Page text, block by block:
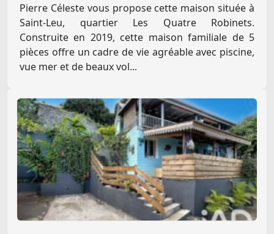
Pierre Céleste vous propose cette maison située à
Saint-Leu, quartier Les Quatre Robinets.
Construite en 2019, cette maison familiale de 5
pièces offre un cadre de vie agréable avec piscine,
vue mer et de beaux vol...